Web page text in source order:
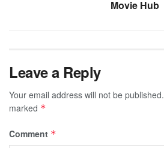
Movie Hub
Leave a Reply
Your email address will not be published.
marked *
Comment *